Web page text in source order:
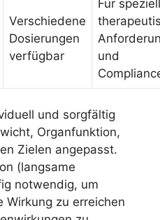
Verschiedene
Dosierungen
verfügbar
Für
und
und sorgfältig
Organfunktion,
Zielen angepasst.
(langsame
notwendig, um
Wirkung zu erreichen